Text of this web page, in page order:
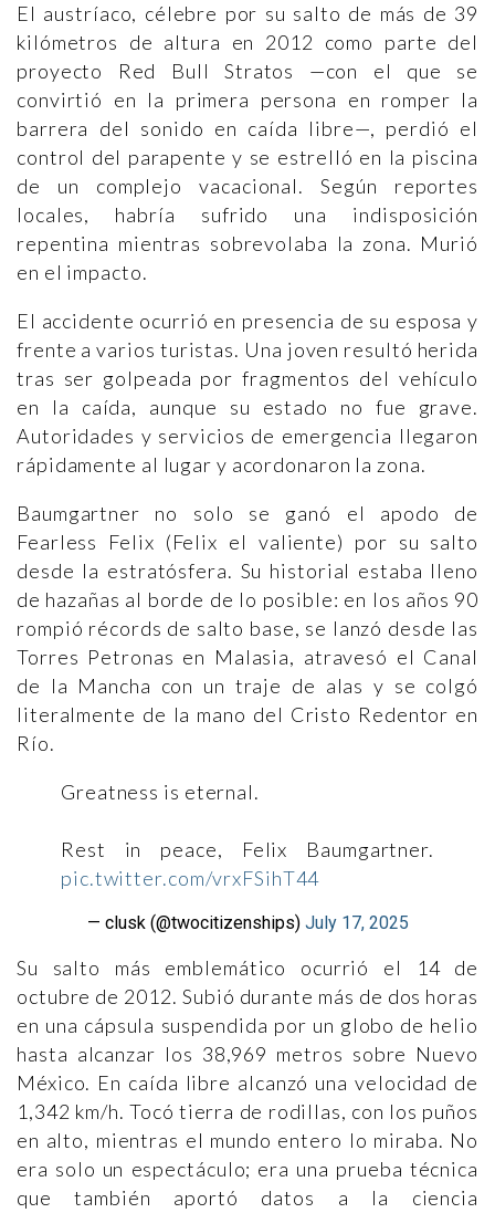
El austríaco, célebre por su salto de más de 39
kilómetros de altura en 2012 como parte del
proyecto Red Bull Stratos —con el que se
convirtió en la primera persona en romper la
barrera del sonido en caída libre—, perdió el
control del parapente y se estrelló en la piscina
de un complejo vacacional. Según reportes
locales, habría sufrido una indisposición
repentina mientras sobrevolaba la zona. Murió
en el impacto.
El accidente ocurrió en presencia de su esposa y
frente a varios turistas. Una joven resultó herida
tras ser golpeada por fragmentos del vehículo
en la caída, aunque su estado no fue grave.
Autoridades y servicios de emergencia llegaron
rápidamente al lugar y acordonaron la zona.
Baumgartner no solo se ganó el apodo de
Fearless Felix (Felix el valiente) por su salto
desde la estratósfera. Su historial estaba lleno
de hazañas al borde de lo posible: en los años 90
rompió récords de salto base, se lanzó desde las
Torres Petronas en Malasia, atravesó el Canal
de la Mancha con un traje de alas y se colgó
literalmente de la mano del Cristo Redentor en
Río.
Greatness is eternal.
Rest in peace, Felix Baumgartner.
pic.twitter.com/vrxFSihT44
— clusk (@twocitizenships) July 17, 2025
Su salto más emblemático ocurrió el 14 de
octubre de 2012. Subió durante más de dos horas
en una cápsula suspendida por un globo de helio
hasta alcanzar los 38,969 metros sobre Nuevo
México. En caída libre alcanzó una velocidad de
1,342 km/h. Tocó tierra de rodillas, con los puños
en alto, mientras el mundo entero lo miraba. No
era solo un espectáculo; era una prueba técnica
que también aportó datos a la ciencia